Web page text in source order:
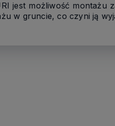
jest możliwość montażu
w gruncie, co czyni ją